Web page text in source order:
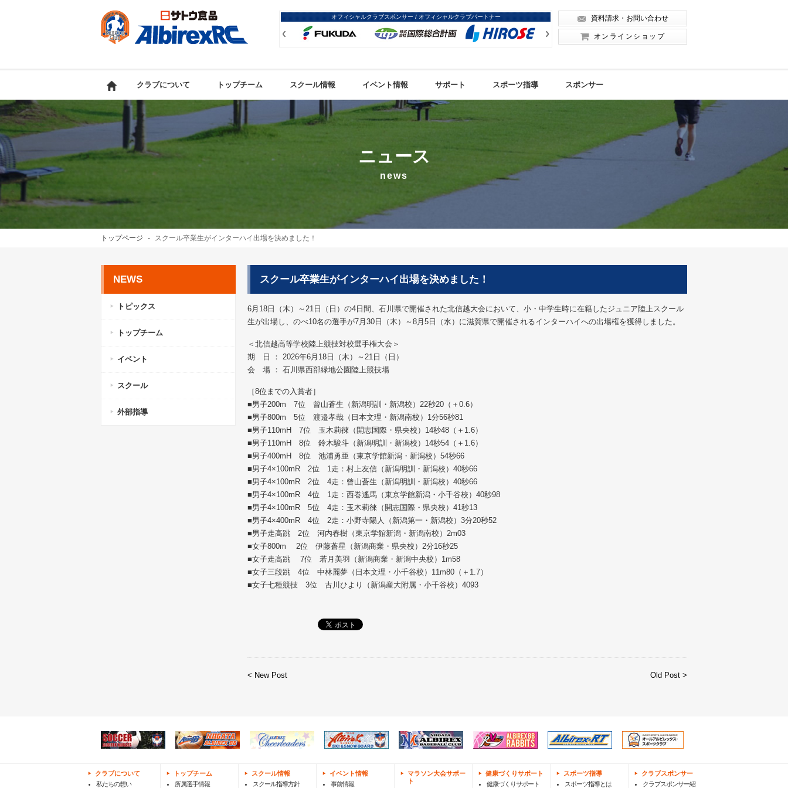
オフィシャルクラブスポンサー / オフィシャルクラブパートナー 資料請求・お問い合わせ
オンラインショップ
クラブについて トップチーム スクール情報 イベント情報 サポート スポーツ指導 スポンサー
ニュース
news
トップページ スクール卒業生がインターハイ出場を決めました！
スクール卒業生がインターハイ出場を決めました！
6月18日（木）～21日（日）の4日間、石川県で開催された北信越大会において、小・中学生時に在籍したジュニア陸上スクール
生が出場し、のべ10名の選手が7月30日（木）～8月5日（水）に滋賀県で開催されるインターハイへの出場権を獲得しました。
＜北信越高等学校陸上競技対校選手権大会＞
期 日 ： 2026年6月18日（木）～21日（日）
会 場 ： 石川県西部緑地公園陸上競技場
［8位までの入賞者］
■男子200m 7位 曾山蒼生（新潟明訓・新潟校）22秒20（＋0.6）
■男子800m 5位 渡邉孝哉（日本文理・新潟南校）1分56秒81
■男子110mH 7位 玉木莉徠（開志国際・県央校）14秒48（＋1.6）
■男子110mH 8位 鈴木駿斗（新潟明訓・新潟校）14秒54（＋1.6）
■男子400mH 8位 池浦勇亜（東京学館新潟・新潟校）54秒66
■男子4×100mR 2位 1走：村上友信（新潟明訓・新潟校）40秒66
■男子4×100mR 2位 4走：曾山蒼生（新潟明訓・新潟校）40秒66
■男子4×100mR 4位 1走：西巻遙馬（東京学館新潟・小千谷校）40秒98
■男子4×100mR 5位 4走：玉木莉徠（開志国際・県央校）41秒13
■男子4×400mR 4位 2走：小野寺陽人（新潟第一・新潟校）3分20秒52
■男子走高跳 2位 河内春樹（東京学館新潟・新潟南校）2m03
■女子800m 2位 伊藤蒼星（新潟商業・県央校）2分16秒25
■女子走高跳 7位 若月美羽（新潟商業・新潟中央校）1m58
■女子三段跳 4位 中林麗夢（日本文理・小千谷校）11m80（＋1.7）
■女子七種競技 3位 古川ひより（新潟産大附属・小千谷校）4093
< New Post Old Post >
NEWS
トピックス
トップチーム
イベント
スクール
外部指導
クラブについて
私たちの想い
トップチーム
所属選手情報
スクール情報
スクール指導方針
イベント情報
事前情報
マラソン大会サポー
ト
健康づくりサポート
健康づくりサポート
スポーツ指導
スポーツ指導とは
クラブスポンサー
クラブスポンサー紹